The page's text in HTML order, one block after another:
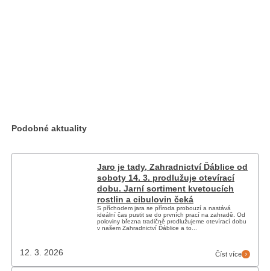
Podobné aktuality
12. 3. 2026
Jaro je tady, Zahradnictví Ďáblice od
soboty 14. 3. prodlužuje otevírací
dobu. Jarní sortiment kvetoucích
rostlin a cibulovin čeká
S příchodem jara se příroda probouzí a nastává
ideální čas pustit se do prvních prací na zahradě. Od
poloviny března tradičně prodlužujeme otevírací dobu
v našem Zahradnictví Ďáblice a to...
Číst více